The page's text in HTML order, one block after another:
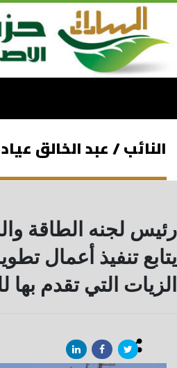
النائب / عبد الخالق
رئيس لجنه الطاقة
يتابع تنفيذ أعمال
الزيات التي تقدم